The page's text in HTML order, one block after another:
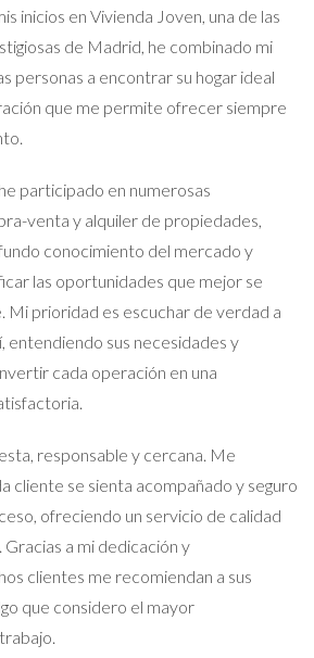
Urbanos (LAU), lo cual
conflictos con inquilinos. Al igual
tendrás derecho a deducir ciertos
la propiedad. Esto incluye
y otros gastos necesarios para
ten en cuenta que no todos los gastos
de consultar la normativa vigente o
si es necesario. Recuerda
anualmente para declarar tus
Si tienes dudas sobre cómo hacerlo
en contactar a un asesor fiscal.
Alquiler de una
en tu vivienda habitual,
con ciertas obligaciones fiscales. En
se consideran rendimientos del trabajo
o profesionales temporales. Aquí
una parte proporcional de los gastos
Es fundamental que informes a
ya que no hacerlo puede
inicios en Vivienda Joven, una de las
de Madrid, he combinado mi
personas a encontrar su hogar ideal
que me permite ofrecer siempre
participado en numerosas
venta y alquiler de propiedades,
conocimiento del mercado y
las oportunidades que mejor se
Mi prioridad es escuchar de verdad a
entendiendo sus necesidades y
cada operación en una
responsable y cercana. Me
cliente se sienta acompañado y seguro
ofreciendo un servicio de calidad
a mi dedicación y
clientes me recomiendan a sus
que considero el mayor